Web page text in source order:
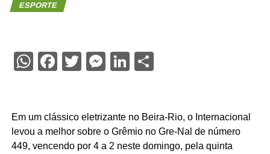
ESPORTE
WhatsApp
Facebook
Twitter
Messenger
LinkedIn
Share
Em um clássico eletrizante no Beira-Rio, o Internacional
levou a melhor sobre o Grêmio no Gre-Nal de número
449, vencendo por 4 a 2 neste domingo, pela quinta